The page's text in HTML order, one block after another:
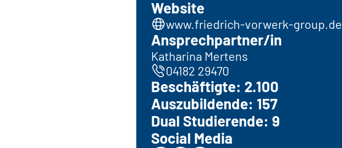
Website
www.friedrich-vorwerk-group.de
Ansprechpartner/in
Katharina Mertens
04182 29470
Beschäftigte: 2.100
Auszubildende: 157
Dual Studierende: 9
Social Media